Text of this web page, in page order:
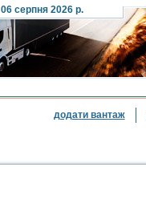
06 серпня 2026 р.
додати вантаж